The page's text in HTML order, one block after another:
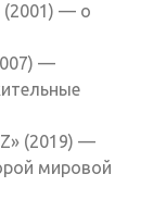
(2001) — о
—
(2019) —
мировой